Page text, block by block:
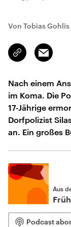
Von Tobias Gohlis
Link
kopieren/teilen
Email
Nach einem
im Koma. Die
17-Jährige
Dorfpolizist
an. Ein großes
Aus
Podcast